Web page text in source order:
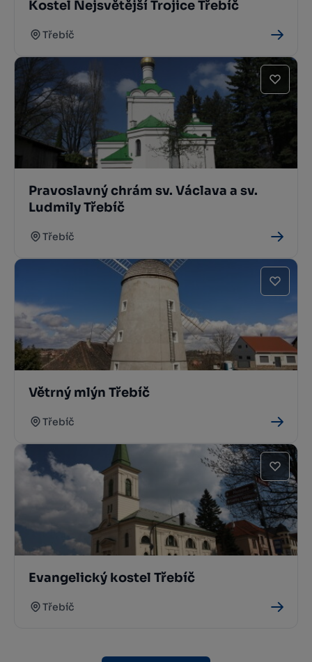
Kostel Nejsvětější Trojice Třebíč
Třebíč
Pravoslavný chrám sv. Václava a sv.
Ludmily Třebíč
Třebíč
Větrný mlýn Třebíč
Třebíč
Evangelický kostel Třebíč
Třebíč